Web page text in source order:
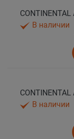
В наличии
В наличии